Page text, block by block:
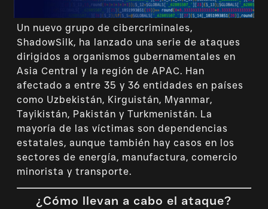
Un nuevo grupo de cibercriminales,
ShadowSilk, ha lanzado una serie de ataques
dirigidos a organismos gubernamentales en
Asia Central y la región de APAC. Han
afectado a entre 35 y 36 entidades en países
como Uzbekistán, Kirguistán, Myanmar,
Tayikistán, Pakistán y Turkmenistán. La
mayoría de las víctimas son dependencias
estatales, aunque también hay casos en los
sectores de energía, manufactura, comercio
minorista y transporte.
¿Cómo llevan a cabo el ataque?